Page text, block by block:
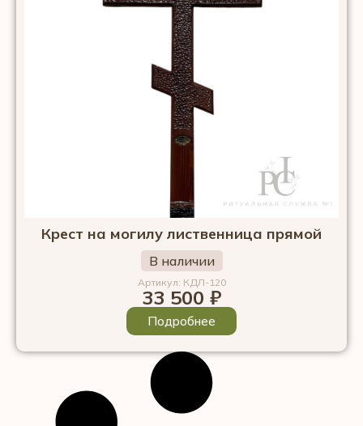
Крест на могилу лиственница прямой
В наличии
Артикул: КДЛ-120
33 500 ₽
Подробнее